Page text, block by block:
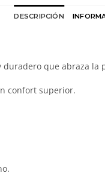
DESCRIPCIÓN
que abraza la
confort superior.